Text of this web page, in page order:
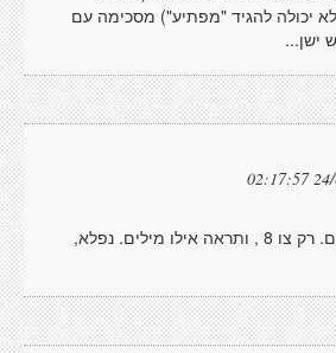
לא יכולה להגיד "מפתיע") מסכימה עם
ישן...
24/8/
אין מילים. אין לי מילים. רק צו 8 , ותראה אילו מילים. נפלא,